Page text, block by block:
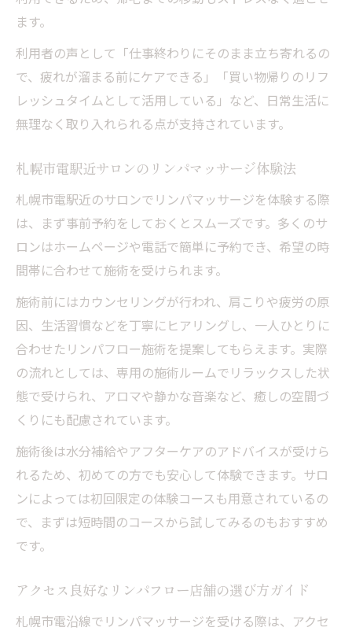
ます。
利用者の声として「仕事終わりにそのまま立ち寄れるの
で、疲れが溜まる前にケアできる」「買い物帰りのリフ
レッシュタイムとして活用している」など、日常生活に
無理なく取り入れられる点が支持されています。
札幌市電駅近サロンのリンパマッサージ体験法
札幌市電駅近のサロンでリンパマッサージを体験する際
は、まず事前予約をしておくとスムーズです。多くのサ
ロンはホームページや電話で簡単に予約でき、希望の時
間帯に合わせて施術を受けられます。
施術前にはカウンセリングが行われ、肩こりや疲労の原
因、生活習慣などを丁寧にヒアリングし、一人ひとりに
合わせたリンパフロー施術を提案してもらえます。実際
の流れとしては、専用の施術ルームでリラックスした状
態で受けられ、アロマや静かな音楽など、癒しの空間づ
くりにも配慮されています。
施術後は水分補給やアフターケアのアドバイスが受けら
れるため、初めての方でも安心して体験できます。サロ
ンによっては初回限定の体験コースも用意されているの
で、まずは短時間のコースから試してみるのもおすすめ
です。
アクセス良好なリンパフロー店舗の選び方ガイド
札幌市電沿線でリンパマッサージを受ける際は、アクセ